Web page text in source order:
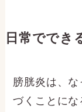
日常ででき
膀胱炎は、
づくことに